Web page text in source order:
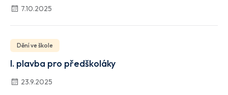
7.10.2025
Dění ve škole
I. plavba pro předškoláky
23.9.2025